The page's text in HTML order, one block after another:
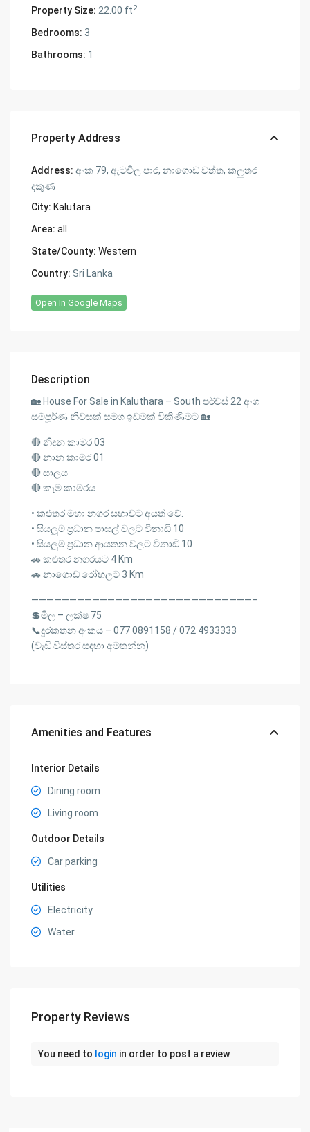
Property Size: 22.00 ft2
Bedrooms: 3
Bathrooms: 1
Property Address
Address: අංක 79, ඇටවිල පාර, නාගොඩ වත්ත, කලුතර
දකුණ
City: Kalutara
Area: all
State/County: Western
Country: Sri Lanka
Open In Google Maps
Description
🏡 House For Sale in Kaluthara – South පර්චස් 22 අංග
සම්පූර්ණ නිවසක් සමග ඉඩමක් විකිණීමට 🏡
🔴 නිදන කාමර 03
🔴 නාන කාමර 01
🔴 සාලය
🔴 කෑම කාමරය
• කළුතර මහා නගර සභාවට අයත් වේ.
• සියලුම ප්‍රධාන පාසල් වලට විනාඩි 10
• සියලුම ප්‍රධාන ආයතන වලට විනාඩි 10
🚗 කළුතර නගරයට 4 Km
🚗 නාගොඩ රෝහලට 3 Km
—————————————————————————————–
💲මිල – ලක්ෂ 75
📞දුරකතන අංකය – 077 0891158 / 072 4933333
(වැඩි විස්තර සඳහා අමතන්න)
Amenities and Features
Interior Details
Dining room
Living room
Outdoor Details
Car parking
Utilities
Electricity
Water
Property Reviews
You need to login in order to post a review